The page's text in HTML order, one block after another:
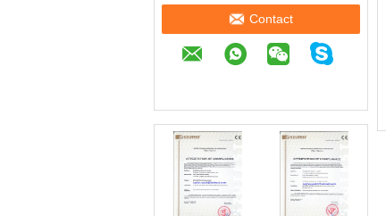
Contact